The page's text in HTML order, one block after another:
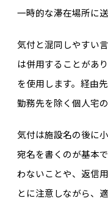
一時的な滞在場所に
気付と混同しやすい
は併用することがあ
を使用します。経由
勤務先を除く個人宅
気付は施設名の後に
宛名を書くのが基本
わないことや、返信
とに注意しながら、